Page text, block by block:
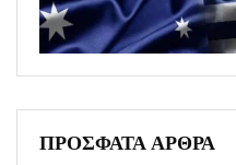
ΠΡΟΣΦΑΤΑ ΑΡΘΡΑ